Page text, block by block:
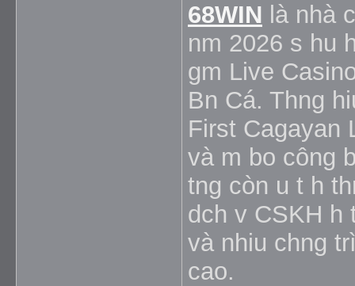
68WIN là nhà
nm 2026 s hu
gm Live
Bn Cá. Thng
First Cagayan
và m bo công
tng còn u t h
dch v CSKH h
và nhiu chng
cao.